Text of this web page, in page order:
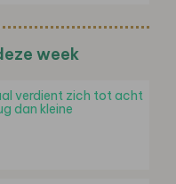
week
verdient zich tot acht
dan kleine